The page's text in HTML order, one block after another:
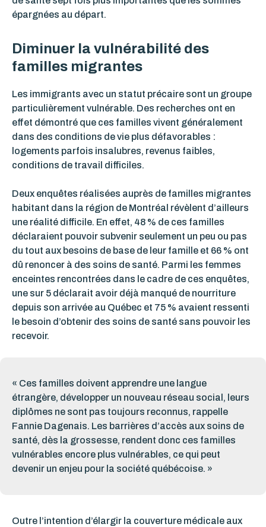
épargnées au départ.
Diminuer la vulnérabilité des
familles migrantes
Les immigrants avec un statut précaire sont un groupe
particulièrement vulnérable. Des recherches ont en
effet démontré que ces familles vivent généralement
dans des conditions de vie plus défavorables :
logements parfois insalubres, revenus faibles,
conditions de travail difficiles.
Deux enquêtes réalisées auprès de familles migrantes
habitant dans la région de Montréal révèlent d’ailleurs
une réalité difficile. En effet, 48 % de ces familles
déclaraient pouvoir subvenir seulement un peu ou pas
du tout aux besoins de base de leur famille et 66 % ont
dû renoncer à des soins de santé. Parmi les femmes
enceintes rencontrées dans le cadre de ces enquêtes,
une sur 5 déclarait avoir déjà manqué de nourriture
depuis son arrivée au Québec et 75 % avaient ressenti
le besoin d’obtenir des soins de santé sans pouvoir les
recevoir.
« Ces familles doivent apprendre une langue
étrangère, développer un nouveau réseau social, leurs
diplômes ne sont pas toujours reconnus, rappelle
Fannie Dagenais. Les barrières d’accès aux soins de
santé, dès la grossesse, rendent donc ces familles
vulnérables encore plus vulnérables, ce qui peut
devenir un enjeu pour la société québécoise. »
Outre l’intention d’élargir la couverture médicale aux